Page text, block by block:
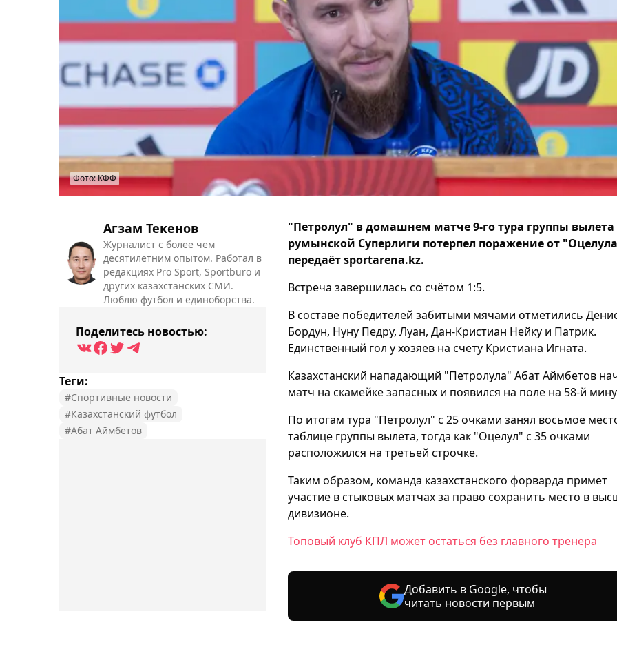
Фото: КФФ
Агзам Текенов
Журналист с более чем
десятилетним опытом. Работал в
редакциях Pro Sport, Sportburo и
других казахстанских СМИ.
Люблю футбол и единоборства.
Поделитесь новостью:
Теги:
#Спортивные новости
#Казахстанский футбол
#Абат Аймбетов
"Петролул" в домашнем матче 9-го тура группы вылета
румынской Суперлиги потерпел поражение от
передаёт sportarena.kz.
Встреча завершилась со счётом 1:5.
В составе победителей забитыми мячами отметились
Бордун, Нуну Педру, Луан, Дан-Кристиан Нейку и Патрик.
Единственный гол у хозяев на счету Кристиана Игната.
Казахстанский нападающий "Петролула" Абат Аймбетов
матч на скамейке запасных и появился на поле на 58-й
По итогам тура "Петролул" с 25 очками занял восьмое
таблице группы вылета, тогда как "Оцелул" с 35 очками
расположился на третьей строчке.
Таким образом, команда казахстанского форварда примет
участие в стыковых матчах за право сохранить место в
дивизионе.
Топовый клуб КПЛ может остаться без главного тренера
Добавить в Google, чтобы
читать новости первым